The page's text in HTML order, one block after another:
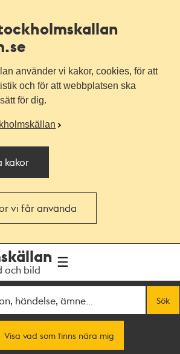
använder vi kakor, cookies, för att
och för att webbplatsen ska
för dig.
kakor
vi får använda
och bild
Sök
Visa vad som finns nära mig